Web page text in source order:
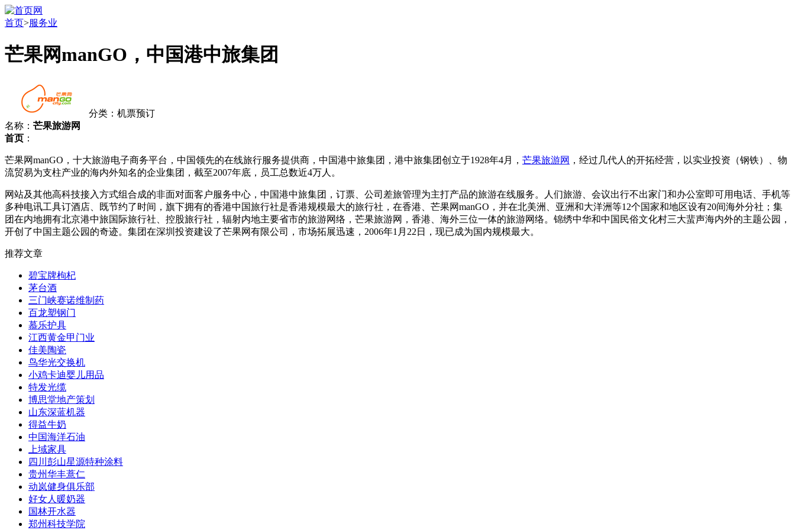
首页>服务业
芒果网manGO，中国港中旅集团
分类：机票预订
名称： 芒果旅游网
首页 ：
芒果网manGO，十大旅游电子商务平台，中国领先的在线旅行服务提供商，中国港中旅集团，港中旅集团创立于1928年4月， 芒果旅游网 ，经过几代人的开拓经营，以实业投资（钢铁）、物
流贸易为支柱产业的海内外知名的企业集团，截至2007年底，员工总数近4万人。
网站及其他高科技接入方式组合成的非面对面客户服务中心，中国港中旅集团，订票、公司差旅管理为主打产品的旅游在线服务。人们旅游、会议出行不出家门和办公室即可用电话、手机等
多种电讯工具订酒店、既节约了时间，旗下拥有的香港中国旅行社是香港规模最大的旅行社，在香港、芒果网manGO，并在北美洲、亚洲和大洋洲等12个国家和地区设有20间海外分社；集
团在内地拥有北京港中旅国际旅行社、控股旅行社，辐射内地主要省市的旅游网络，芒果旅游网，香港、海外三位一体的旅游网络。锦绣中华和中国民俗文化村三大蜚声海内外的主题公园，
开创了中国主题公园的奇迹。集团在深圳投资建设了芒果网有限公司，市场拓展迅速，2006年1月22日，现已成为国内规模最大。
推荐文章
碧宝牌枸杞
茅台酒
三门峡赛诺维制药
百龙塑钢门
慕乐护具
江西黄金甲门业
佳美陶瓷
鸟华光交换机
小鸡卡迪婴儿用品
特发光缆
博思堂地产策划
山东深蓝机器
得益牛奶
中国海洋石油
上域家具
四川彭山星源特种涂料
贵州华丰薏仁
动岚健身俱乐部
好女人暖奶器
国林开水器
郑州科技学院